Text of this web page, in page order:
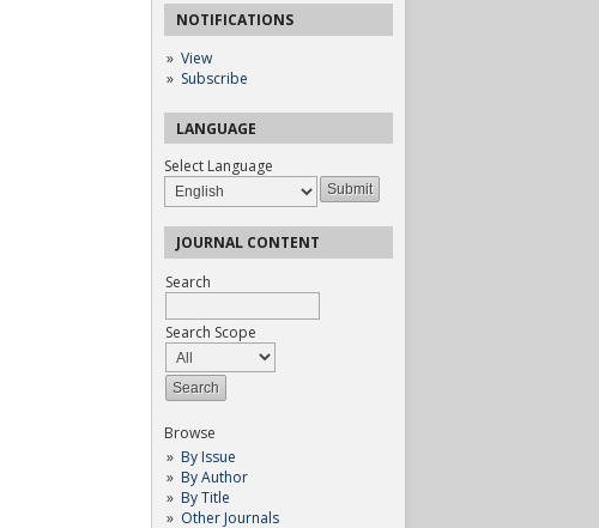
NOTIFICATIONS
View
Subscribe
LANGUAGE
Select Language
JOURNAL CONTENT
Search
Search Scope
Browse
By Issue
By Author
By Title
Other Journals